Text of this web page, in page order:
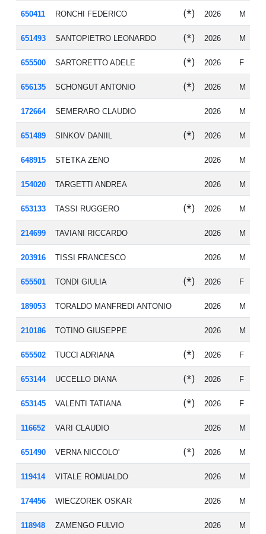
650411 RONCHI FEDERICO (*) 2026 M
651493 SANTOPIETRO LEONARDO (*) 2026 M
655500 SARTORETTO ADELE (*) 2026 F
656135 SCHONGUT ANTONIO (*) 2026 M
172664 SEMERARO CLAUDIO 2026 M
651489 SINKOV DANIIL (*) 2026 M
648915 STETKA ZENO 2026 M
154020 TARGETTI ANDREA 2026 M
653133 TASSI RUGGERO (*) 2026 M
214699 TAVIANI RICCARDO 2026 M
203916 TISSI FRANCESCO 2026 M
655501 TONDI GIULIA (*) 2026 F
189053 TORALDO MANFREDI ANTONIO 2026 M
210186 TOTINO GIUSEPPE 2026 M
655502 TUCCI ADRIANA (*) 2026 F
653144 UCCELLO DIANA (*) 2026 F
653145 VALENTI TATIANA (*) 2026 F
116652 VARI CLAUDIO 2026 M
651490 VERNA NICCOLO' (*) 2026 M
119414 VITALE ROMUALDO 2026 M
174456 WIECZOREK OSKAR 2026 M
118948 ZAMENGO FULVIO 2026 M